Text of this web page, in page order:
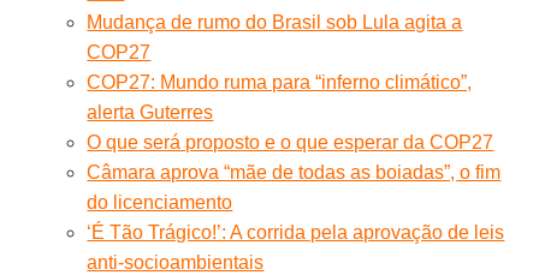
Mudança de rumo do Brasil sob Lula agita a
COP27
COP27: Mundo ruma para “inferno climático”,
alerta Guterres
O que será proposto e o que esperar da COP27
Câmara aprova “mãe de todas as boiadas”, o fim
do licenciamento
‘É Tão Trágico!’: A corrida pela aprovação de leis
anti-socioambientais